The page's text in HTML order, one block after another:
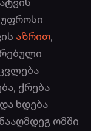
უფროსი
აზრით,
ქრება
ხდება
ომში